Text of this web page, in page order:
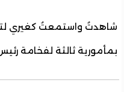
شاهدتُ واستمعتُ كغيري
بمأمورية ثالثة لفخامة